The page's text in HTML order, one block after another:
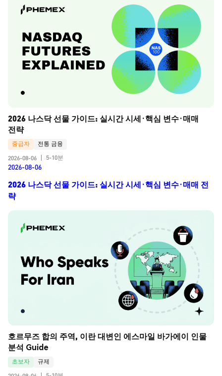
2026 나스닥 선물 가이드: 실시간 시세·핵심 변수·매매
전략
중급자
전통 금융
2026-08-06
5-10분
2026-08-06
2026 나스닥 선물 가이드: 실시간 시세·핵심 변수·매매 전
략
호르무즈 합의 주역, 이란 대변인 에스마일 바가에이 인물
분석 Guide
초보자
규제